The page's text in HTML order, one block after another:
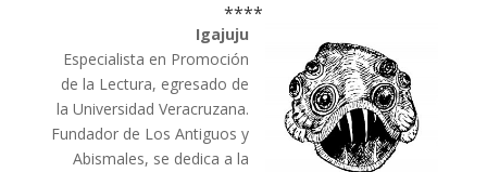
****
Igajuju
Especialista en Promoción
de la Lectura, egresado de
la Universidad Veracruzana.
Fundador de Los Antiguos y
Abismales, se dedica a la